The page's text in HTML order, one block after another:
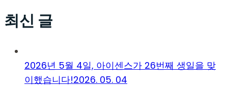
최신 글
2026년 5월 4일, 아이센스가 26번째 생일을 맞
이했습니다!2026. 05. 04